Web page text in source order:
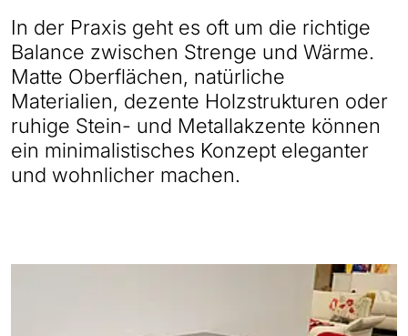
In der Praxis geht es oft um die richtige
Balance zwischen Strenge und Wärme.
Matte Oberflächen, natürliche
Materialien, dezente Holzstrukturen oder
ruhige Stein- und Metallakzente können
ein minimalistisches Konzept eleganter
und wohnlicher machen.